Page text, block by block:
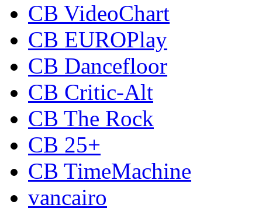
CB VideoChart
CB EUROPlay
CB Dancefloor
CB Critic-Alt
CB The Rock
CB 25+
CB TimeMachine
vancairo